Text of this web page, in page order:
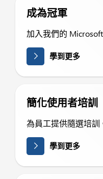
成為冠軍
加入我們的
學到更多
簡化使用者培訓
為員工提供隨選培訓
學到更多